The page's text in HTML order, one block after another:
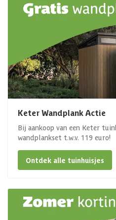
Keter Wandplank Actie
Bij aankoop van een Keter
wandplankset t.w.v. 119 euro!
Ontdek alle tuinhuisjes